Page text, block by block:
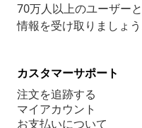
70万人以上のユーザー
情報を受け取りましょう
カスタマーサポート
注文を追跡する
マイアカウント
お支払いについて